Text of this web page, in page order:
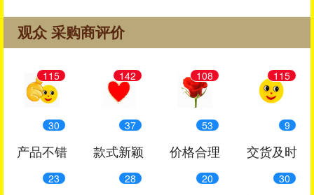
观众 采购商评价
115 142 108 115
产品不错
30
款式新颖
37
价格合理
53
交货及时
9
23 28 20 30